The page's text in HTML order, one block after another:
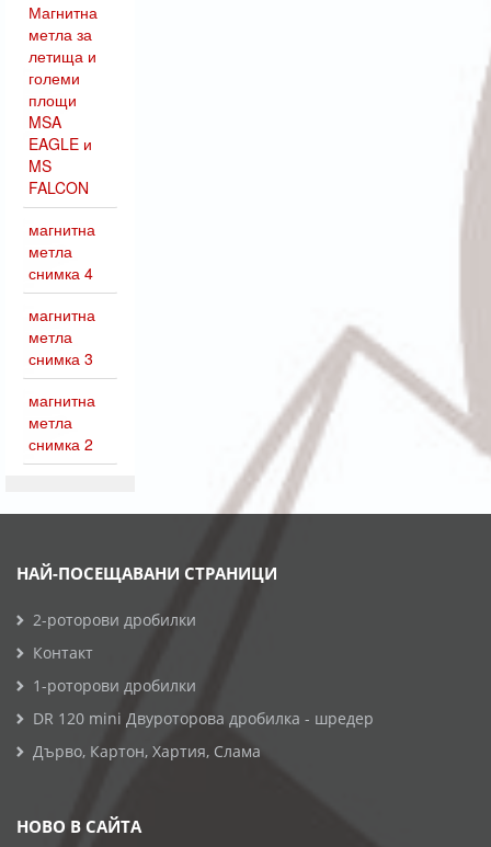
Магнитна
метла за
летища и
големи
площи
MSA
EAGLE и
MS
FALCON
магнитна
метла
снимка 4
магнитна
метла
снимка 3
магнитна
метла
снимка 2
НАЙ-ПОСЕЩАВАНИ СТРАНИЦИ
2-роторови дробилки
Контакт
1-роторови дробилки
DR 120 mini Двуроторова дробилка - шредер
Дърво, Картон, Хартия, Слама
НОВО В САЙТА